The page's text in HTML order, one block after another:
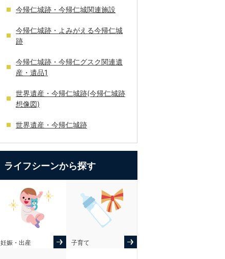
今帰仁城跡・今帰仁城関連施設
今帰仁城跡・よみがえる今帰仁城
跡
今帰仁城跡・今帰仁グスク関連遺
産・遺品1
世界遺産・今帰仁城跡(今帰仁城跡
想像図)
世界遺産・今帰仁城跡
ライフシーンから探す
妊娠・出産 子育て